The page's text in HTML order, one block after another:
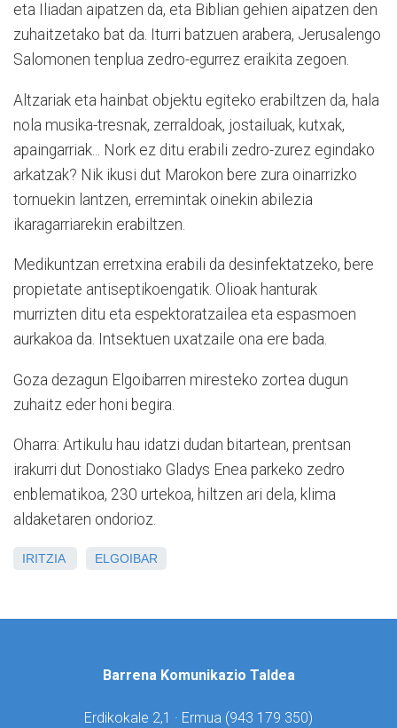
eta Iliadan aipatzen da, eta Biblian gehien aipatzen den
zuhaitzetako bat da. Iturri batzuen arabera, Jerusalengo
Salomonen tenplua zedro-egurrez eraikita zegoen.
Altzariak eta hainbat objektu egiteko erabiltzen da, hala
nola musika-tresnak, zerraldoak, jostailuak, kutxak,
apaingarriak... Nork ez ditu erabili zedro-zurez egindako
arkatzak? Nik ikusi dut Marokon bere zura oinarrizko
tornuekin lantzen, erremintak oinekin abilezia
ikaragarriarekin erabiltzen.
Medikuntzan erretxina erabili da desinfektatzeko, bere
propietate antiseptikoengatik. Olioak hanturak
murrizten ditu eta espektoratzailea eta espasmoen
aurkakoa da. Intsektuen uxatzaile ona ere bada.
Goza dezagun Elgoibarren miresteko zortea dugun
zuhaitz eder honi begira.
Oharra: Artikulu hau idatzi dudan bitartean, prentsan
irakurri dut Donostiako Gladys Enea parkeko zedro
enblematikoa, 230 urtekoa, hiltzen ari dela, klima
aldaketaren ondorioz.
IRITZIA ELGOIBAR
Barrena Komunikazio Taldea
Erdikokale 2,1 · Ermua (943 179 350)